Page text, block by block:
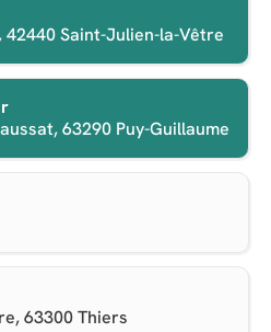
42440 Saint-Julien-la-Vêtre
63290 Puy-Guillaume
63300 Thiers